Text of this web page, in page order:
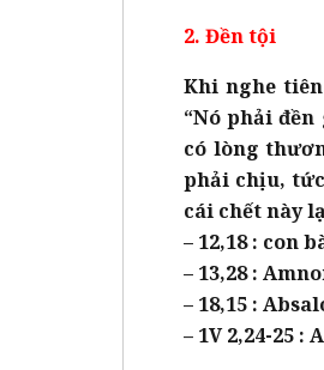
2. Đền tội
Khi nghe
“Nó phải
có lòng
phải chịu,
cái chết này
– 12,18 : con
– 13,28 :
– 18,15 :
– 1V 2,24-25